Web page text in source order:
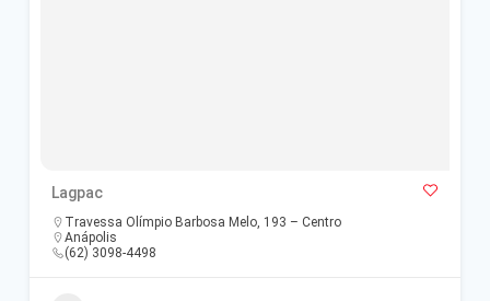
Lagpac
Travessa Olímpio Barbosa Melo, 193 – Centro
Anápolis
(62) 3098-4498